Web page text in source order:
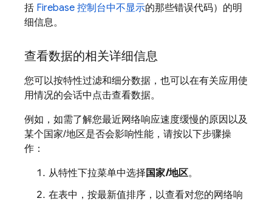
括 Firebase 控制台中不显示的那些错误代码）的明
细信息。
查看数据的相关详细信息
您可以按特性过滤和细分数据，也可以在有关应用使
用情况的会话中点击查看数据。
例如，如需了解您最近网络响应速度缓慢的原因以及
某个国家/地区是否会影响性能，请按以下步骤操
作：
从特性下拉菜单中选择 国家/地区。
在表中，按最新值排序，以查看对您的网络响